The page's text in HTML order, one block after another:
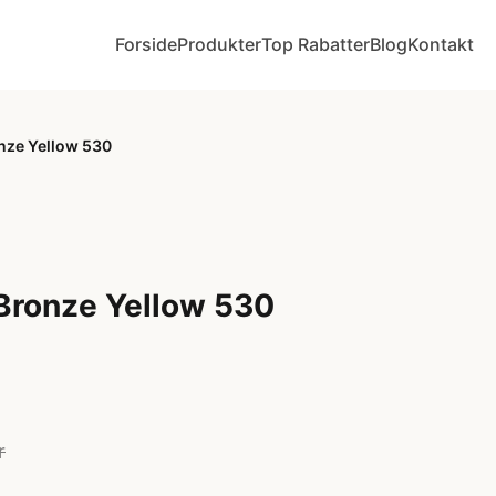
ForsideProdukterTop RabatterBlogKontakt
Yellow 530
Yellow 530